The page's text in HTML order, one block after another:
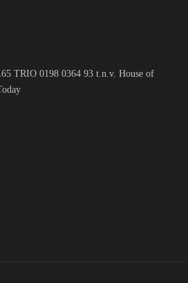
TRIO 0198 0364 93 t.n.v. House of